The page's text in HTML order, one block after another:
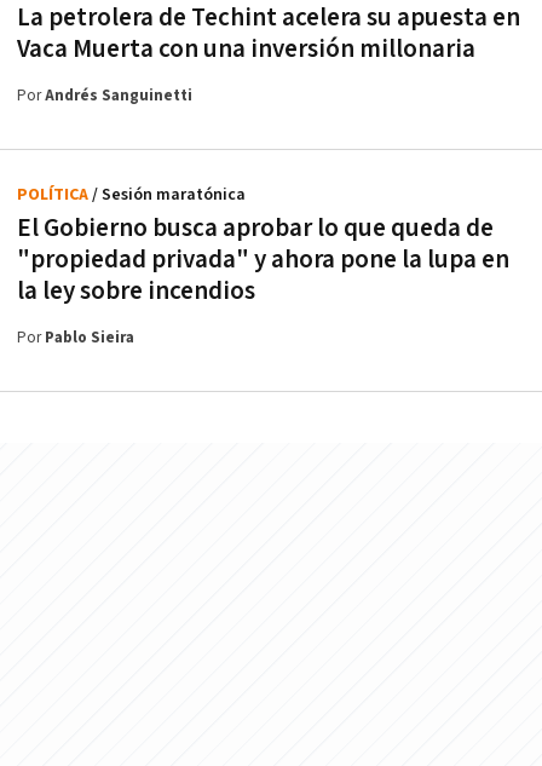
La petrolera de Techint acelera su apuesta en
Vaca Muerta con una inversión millonaria
PorAndrés Sanguinetti
El Gobierno busca aprobar lo que queda de
"propiedad privada" y ahora pone la lupa en
la ley sobre incendios
POLÍTICA/ Sesión maratónica
PorPablo Sieira